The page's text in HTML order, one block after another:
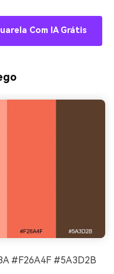
Com IA Grátis
#F26A4F #5A3D2B